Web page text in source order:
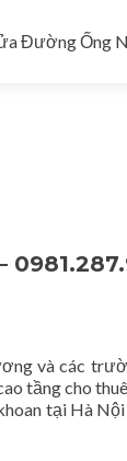
Đường Ống
và các
tầng cho
tại Hà